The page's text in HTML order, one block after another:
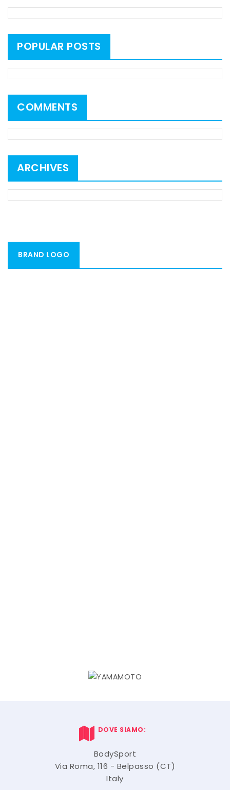
POPULAR POSTS
COMMENTS
ARCHIVES
BRAND LOGO
DOVE SIAMO:
BodySport
Via Roma, 116 - Belpasso (CT)
Italy